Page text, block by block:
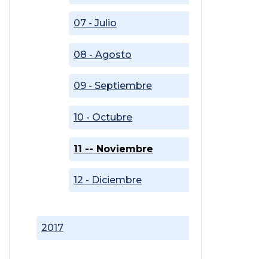
2017
07 - Julio
08 - Agosto
09 - Septiembre
10 - Octubre
11 -- Noviembre
12 - Diciembre